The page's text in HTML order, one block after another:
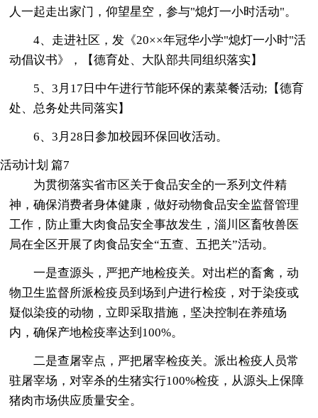
人一起走出家门，仰望星空，参与"熄灯一小时活动"。
4、走进社区，发《20××年冠华小学"熄灯一小时"活
动倡议书》，【德育处、大队部共同组织落实】
5、3月17日中午进行节能环保的素菜餐活动;【德育
处、总务处共同落实】
6、3月28日参加校园环保回收活动。
活动计划 篇7
为贯彻落实省市区关于食品安全的一系列文件精
神，确保消费者身体健康，做好动物食品安全监督管理
工作，防止重大肉食品安全事故发生，淄川区畜牧兽医
局在全区开展了肉食品安全“五查、五把关”活动。
一是查源头，严把产地检疫关。对出栏的畜禽，动
物卫生监督所派检疫员到场到户进行检疫，对于染疫或
疑似染疫的动物，立即采取措施，坚决控制在养殖场
内，确保产地检疫率达到100%。
二是查屠宰点，严把屠宰检疫关。派出检疫人员常
驻屠宰场，对宰杀的生猪实行100%检疫，从源头上保障
猪肉市场供应质量安全。